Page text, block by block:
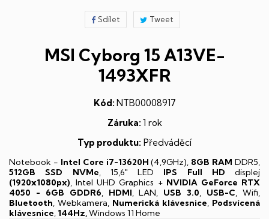
Sdílet Tweet
MSI Cyborg 15 A13VE-
1493XFR
Kód: NTB00008917
Záruka: 1 rok
Typ produktu: Předváděcí
Notebook - Intel Core i7-13620H(4,9GHz), 8GB RAM DDR5,
512GB SSD NVMe, 15,6" LED IPS Full HD displej
(1920x1080px), Intel UHD Graphics + NVIDIA GeForce RTX
4050 - 6GB GDDR6, HDMI, LAN, USB 3.0, USB-C, Wifi,
Bluetooth, Webkamera, Numerická klávesnice, Podsvícená
klávesnice,144Hz,Windows 11 Home